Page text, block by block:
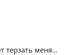
терзать меня…